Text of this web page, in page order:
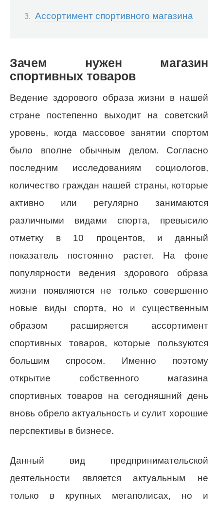
Ассортимент спортивного магазина
Зачем нужен магазин
спортивных товаров
Ведение здорового образа жизни в нашей
стране постепенно выходит на советский
уровень, когда массовое занятии спортом
было вполне обычным делом. Согласно
последним исследованиям социологов,
количество граждан нашей страны, которые
активно или регулярно занимаются
различными видами спорта, превысило
отметку в 10 процентов, и данный
показатель постоянно растет. На фоне
популярности ведения здорового образа
жизни появляются не только совершенно
новые виды спорта, но и существенным
образом расширяется ассортимент
спортивных товаров, которые пользуются
большим спросом. Именно поэтому
открытие собственного магазина
спортивных товаров на сегодняшний день
вновь обрело актуальность и сулит хорошие
перспективы в бизнесе.
Данный вид предпринимательской
деятельности является актуальным не
только в крупных мегаполисах, но и